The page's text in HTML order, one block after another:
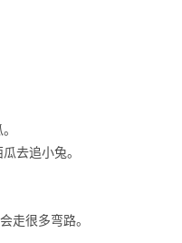
去追小兔。
很多弯路。